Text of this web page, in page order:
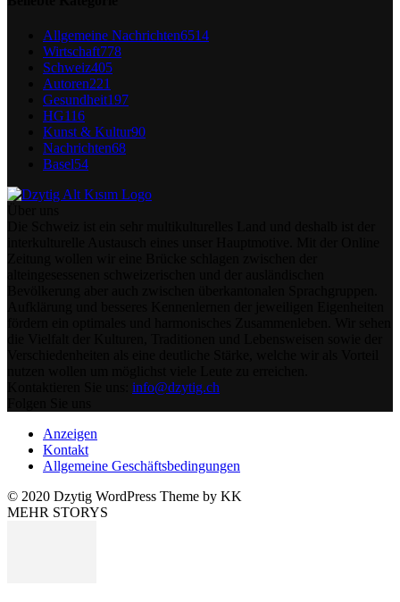
Allgemeine Nachrichten6514
Wirtschaft778
Schweiz405
Autoren221
Gesundheit197
HG116
Kunst & Kultur90
Nachrichten68
Basel54
info@dzytig.ch
Anzeigen
Kontakt
Allgemeine Geschäftsbedingungen
© 2020 Dzytig WordPress Theme by KK
MEHR STORYS